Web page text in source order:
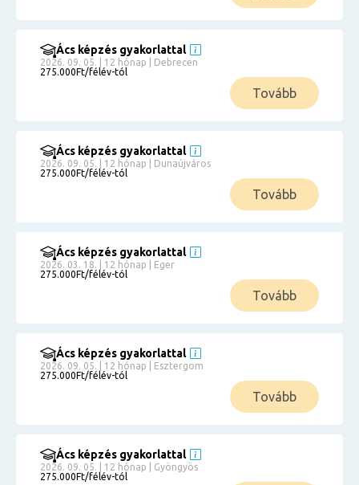
Ács képzés gyakorlattal
2026. 09. 05. | 12 hónap | Debrecen
275.000Ft/félév-tól
Tovább
Ács képzés gyakorlattal
2026. 09. 05. | 12 hónap | Dunaújváros
275.000Ft/félév-tól
Tovább
Ács képzés gyakorlattal
2026. 03. 18. | 12 hónap | Eger
275.000Ft/félév-tól
Tovább
Ács képzés gyakorlattal
2026. 09. 05. | 12 hónap | Esztergom
275.000Ft/félév-tól
Tovább
Ács képzés gyakorlattal
2026. 09. 05. | 12 hónap | Gyöngyös
275.000Ft/félév-tól